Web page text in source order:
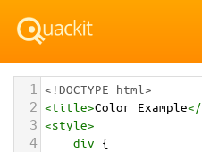
1 <!DOCTYPE html>
2 <title>Color Example</
3 <style>
4 div {